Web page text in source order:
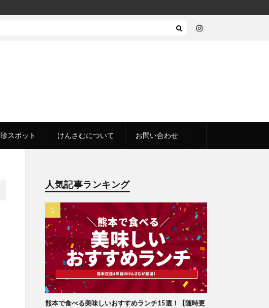
珍スポット けんさむについて お問い合わせ
人気記事ランキング
熊本で食べる美味しいおすすめランチ15選！【随時更